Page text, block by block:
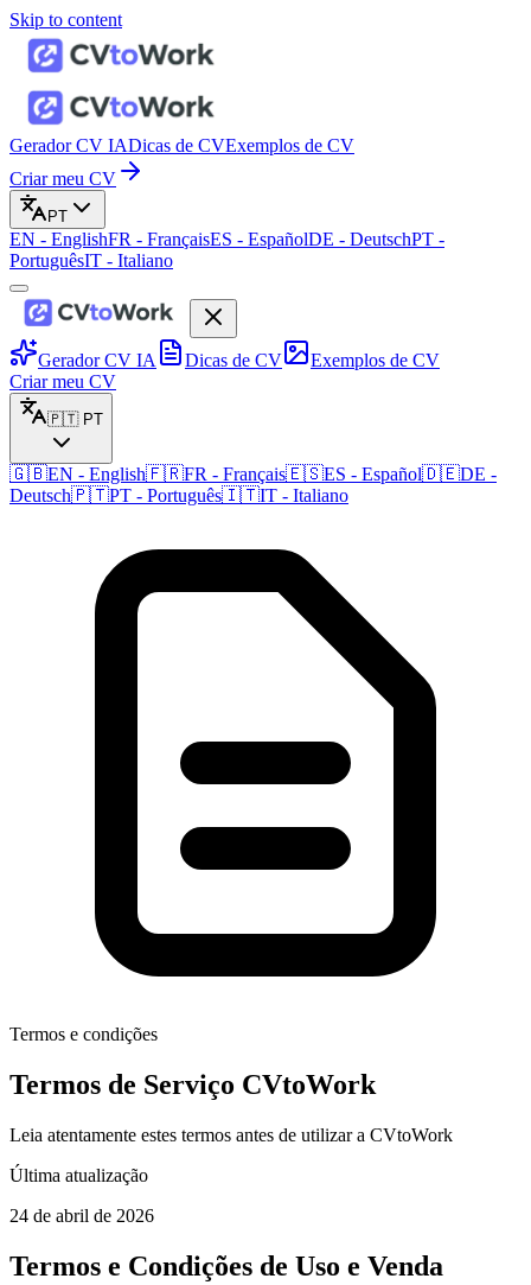
Skip to content
Gerador CV IADicas de CVExemplos de CV
Criar meu CV
PT
EN - EnglishFR - FrançaisES - EspañolDE - DeutschPT -
PortuguêsIT - Italiano
Gerador CV IA Dicas de CV
Exemplos de CV
Criar meu CV
🇵🇹 PT
🇬🇧EN - English🇫🇷FR - Français🇪🇸ES - Español🇩🇪DE -
Deutsch🇵🇹PT - Português🇮🇹IT - Italiano
Termos e condições
Termos de Serviço CVtoWork
Leia atentamente estes termos antes de utilizar a CVtoWork
Última atualização
24 de abril de 2026
Termos e Condições de Uso e Venda